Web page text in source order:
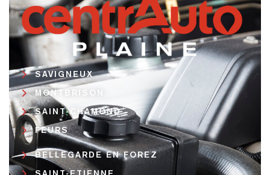
SAVIGNEUX
MONTBRISON
SAINT-CHAMOND
FEURS
BELLEGARDE EN FOREZ